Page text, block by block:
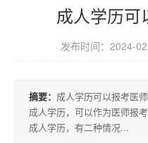
成人学历可
发布时间：2024-
摘要： 成人学历可以报考医
成人学历，可以作为医师报
成人学历，有二种情况...